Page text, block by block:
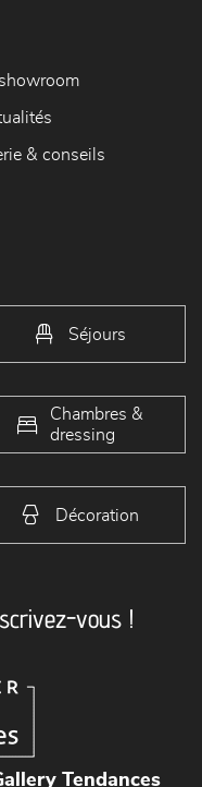
showroom
& conseils
Séjours
Chambres &
dressing
Décoration
vous !
Tendances